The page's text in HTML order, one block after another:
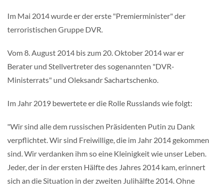
Im Mai 2014 wurde er der erste "Premierminister" der
terroristischen Gruppe DVR.
Vom 8. August 2014 bis zum 20. Oktober 2014 war er
Berater und Stellvertreter des sogenannten "DVR-
Ministerrats" und Oleksandr Sachartschenko.
Im Jahr 2019 bewertete er die Rolle Russlands wie folgt:
"Wir sind alle dem russischen Präsidenten Putin zu Dank
verpflichtet. Wir sind Freiwillige, die im Jahr 2014 gekommen
sind. Wir verdanken ihm so eine Kleinigkeit wie unser Leben.
Jeder, der in der ersten Hälfte des Jahres 2014 kam, erinnert
sich an die Situation in der zweiten Julihälfte 2014. Ohne